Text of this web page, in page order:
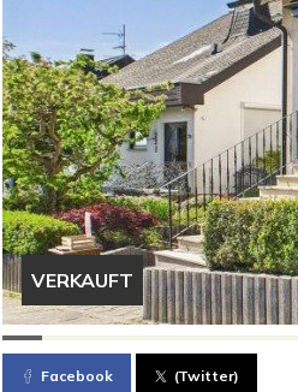
VERKAUFT
Facebook (Twitter)